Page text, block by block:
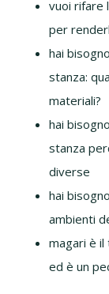
vuoi rifare
per
hai
stanza:
materiali?
hai
stanza
diverse
hai
ambienti
magari è
ed è un